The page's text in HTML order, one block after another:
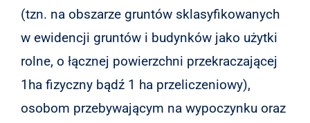
(tzn. na obszarze gruntów sklasyfikowanych
w ewidencji gruntów i budynków jako użytki
rolne, o łącznej powierzchni przekraczającej
1ha fizyczny bądź 1 ha przeliczeniowy),
osobom przebywającym na wypoczynku oraz